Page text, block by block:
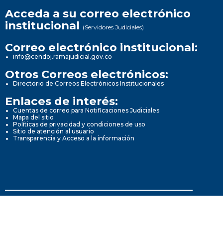
Acceda a su correo electrónico
institucional (Servidores Judiciales)
Correo electrónico institucional:
info@cendoj.ramajudicial.gov.co
Otros Correos electrónicos:
Directorio de Correos Electrónicos Institucionales
Enlaces de interés:
Cuentas de correo para Notificaciones Judiciales
Mapa del sitio
Políticas de privacidad y condiciones de uso
Sitio de atención al usuario
Transparencia y Acceso a la información